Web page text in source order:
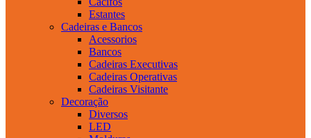
Estantes
Cadeiras e Bancos
Acessorios
Bancos
Cadeiras Executivas
Cadeiras Operativas
Cadeiras Visitante
Decoração
Diversos
LED